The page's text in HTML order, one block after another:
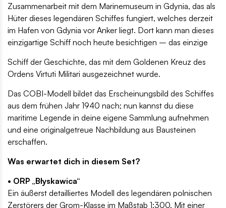
Zusammenarbeit mit dem Marinemuseum in Gdynia, das als
Hüter dieses legendären Schiffes fungiert, welches derzeit
im Hafen von Gdynia vor Anker liegt. Dort kann man dieses
einzigartige Schiff noch heute besichtigen – das einzige
Schiff der Geschichte, das mit dem Goldenen Kreuz des
Ordens Virtuti Militari ausgezeichnet wurde.
Das COBI-Modell bildet das Erscheinungsbild des Schiffes
aus dem frühen Jahr 1940 nach; nun kannst du diese
maritime Legende in deine eigene Sammlung aufnehmen
und eine originalgetreue Nachbildung aus Bausteinen
erschaffen.
Was erwartet dich in diesem Set?
• ORP „Błyskawica“
Ein äußerst detailliertes Modell des legendären polnischen
Zerstörers der Grom-Klasse im Maßstab 1:300. Mit einer